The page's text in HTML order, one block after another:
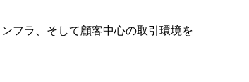
フラ、そして顧客中心の取引環境を